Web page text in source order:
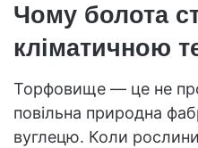
Чому болота
кліматичною
Торфовище — це не
повільна природна
вуглецю. Коли